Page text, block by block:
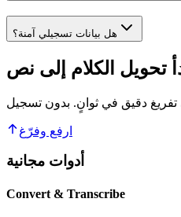
هل بيانات تسجيلي آمنة؟
تحويل الكلام إلى نص
ارفع وفرّغ
أدوات مجانية
Convert & Transcribe